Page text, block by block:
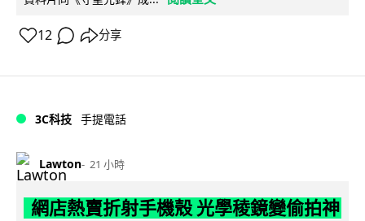
12 分享
3C科技 手提電話
Lawton 21 小時
網店熱賣折射手機殼 光學稜鏡變偷拍神